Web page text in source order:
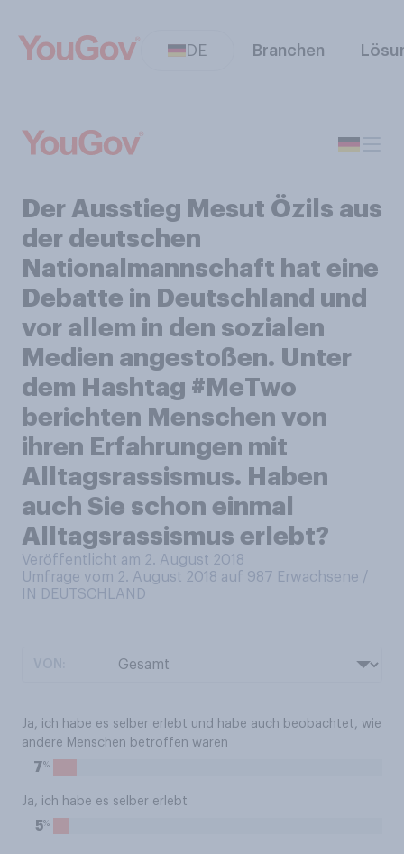
DE Branchen
Der Ausstieg Mesut Özils aus
der deutschen
Nationalmannschaft hat eine
Debatte in Deutschland und
vor allem in den sozialen
Medien angestoßen. Unter
dem Hashtag #MeTwo
berichten Menschen von
ihren Erfahrungen mit
Alltagsrassismus. Haben
auch Sie schon einmal
Alltagsrassismus erlebt?
Veröffentlicht am 2. August 2018
Umfrage vom 2. August 2018 auf 987 Erwachsene /
IN DEUTSCHLAND
Ja, ich habe es selber erlebt und habe auch beobachtet, wie
andere Menschen betroffen waren
7%
Ja, ich habe es selber erlebt
5%